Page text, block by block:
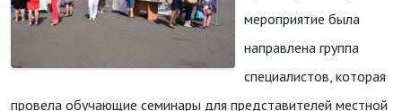
мероприятие была
направлена группа
специалистов, которая
провела обучающие семинары для представителей местной